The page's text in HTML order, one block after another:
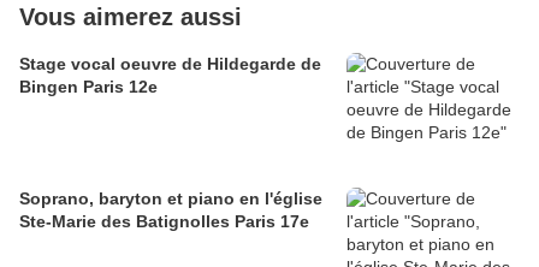
Vous aimerez aussi
Stage vocal oeuvre de Hildegarde de
Bingen Paris 12e
Soprano, baryton et piano en l'église
Ste-Marie des Batignolles Paris 17e